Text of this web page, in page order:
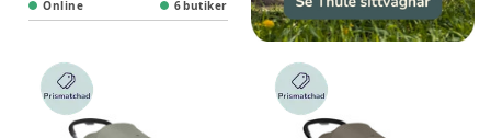
Online 6 butiker